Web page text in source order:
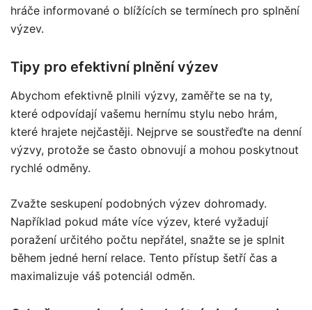
hráče informované o blížících se termínech pro splnění
výzev.
Tipy pro efektivní plnění výzev
Abychom efektivně plnili výzvy, zaměřte se na ty,
které odpovídají vašemu hernímu stylu nebo hrám,
které hrajete nejčastěji. Nejprve se soustřeďte na denní
výzvy, protože se často obnovují a mohou poskytnout
rychlé odměny.
Zvažte seskupení podobných výzev dohromady.
Například pokud máte více výzev, které vyžadují
poražení určitého počtu nepřátel, snažte se je splnit
během jedné herní relace. Tento přístup šetří čas a
maximalizuje váš potenciál odměn.